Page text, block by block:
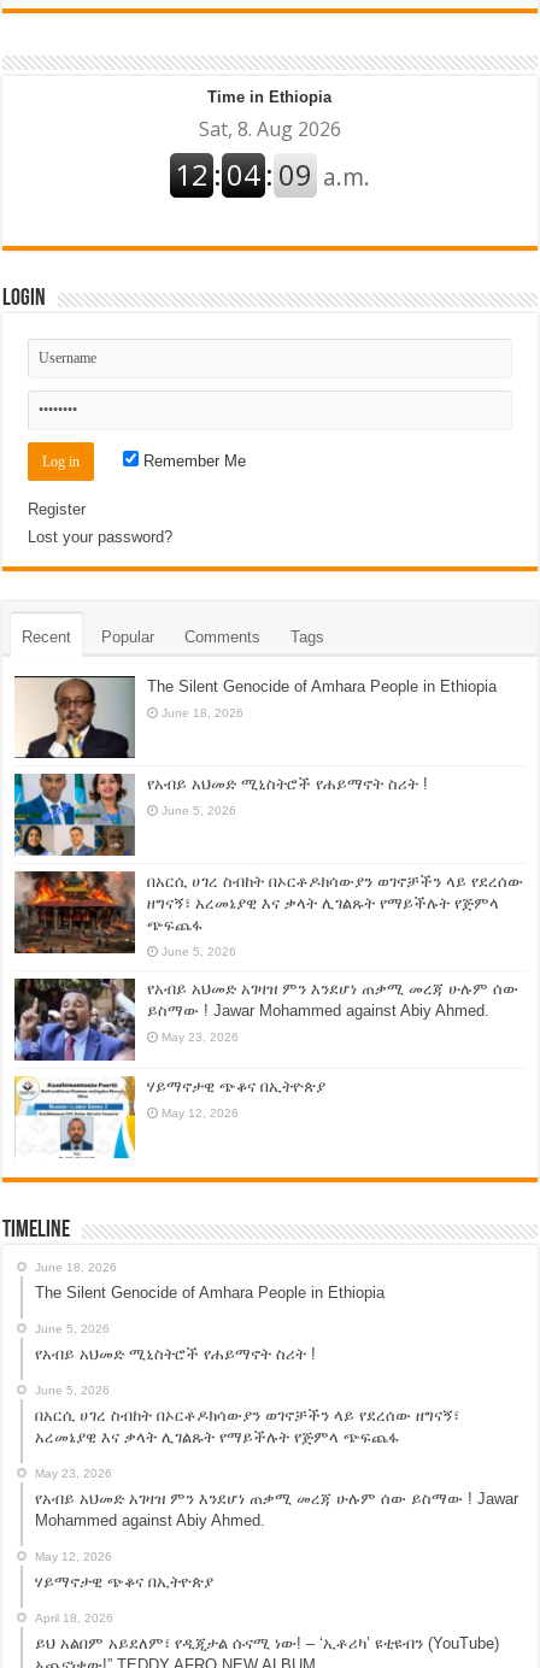
Time in Ethiopia
Login
Remember Me
Register
Lost your password?
Recent Popular Comments Tags
The Silent Genocide of Amhara People in Ethiopia
June 18, 2026
የአብይ አህመድ ሚኒስትሮች የሐይማኖት ስሪት !
June 5, 2026
በአርሲ ሀገረ ስብከት በኦርቶዶክሳውያን ወገኖቻችን ላይ የደረሰው
ዘግናኝ፣ አረመኔያዊ እና ቃላት ሊገልጹት የማይችሉት የጅምላ
ጭፍጨፋ
June 5, 2026
የአብይ አህመድ አገዛዝ ምን እንደሆነ ጠቃሚ መረጃ ሁሉም ሰው
ይስማው ! Jawar Mohammed against Abiy Ahmed.
May 23, 2026
ሃይማኖታዊ ጭቆና በኢትዮጵያ
May 12, 2026
Timeline
June 18, 2026
The Silent Genocide of Amhara People in Ethiopia
June 5, 2026
የአብይ አህመድ ሚኒስትሮች የሐይማኖት ስሪት !
June 5, 2026
በአርሲ ሀገረ ስብከት በኦርቶዶክሳውያን ወገኖቻችን ላይ የደረሰው ዘግናኝ፣
አረመኔያዊ እና ቃላት ሊገልጹት የማይችሉት የጅምላ ጭፍጨፋ
May 23, 2026
የአብይ አህመድ አገዛዝ ምን እንደሆነ ጠቃሚ መረጃ ሁሉም ሰው ይስማው ! Jawar
Mohammed against Abiy Ahmed.
May 12, 2026
ሃይማኖታዊ ጭቆና በኢትዮጵያ
April 18, 2026
ይህ አልበም አይደለም፣ የዲጂታል ሱናሚ ነው! – ‘ኢቶሪካ’ ዩቲዩብን (YouTube)